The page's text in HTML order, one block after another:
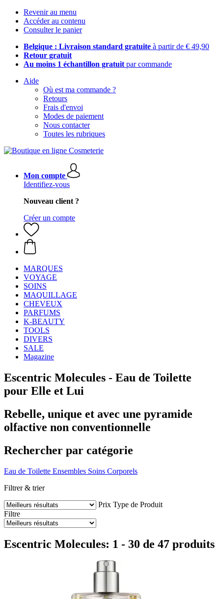
Revenir au menu
Accéder au contenu
Consulter le panier
Belgique : Livraison standard gratuite à partir de € 49,90
Retour gratuit
Au moins 1 échantillon gratuit par commande
Aide
Où est ma commande ?
Retours
Frais d'envoi
Modes de paiement
Nous contacter
Toutes les rubriques
Mon compte
Identifiez-vous
Nouveau client ?
Créer un compte
MARQUES
VOYAGE
SOINS
MAQUILLAGE
CHEVEUX
PARFUMS
K-BEAUTY
TOOLS
DIVERS
SALE
Magazine
Escentric Molecules - Eau de Toilette
pour Elle et Lui
Rebelle, unique et avec une pyramide
olfactive non conventionnelle
Rechercher par catégorie
Eau de Toilette Ensembles Soins Corporels
Filtrer & trier
Prix Type de Produit
Filtre
Escentric Molecules: 1 - 30 de 47 produits